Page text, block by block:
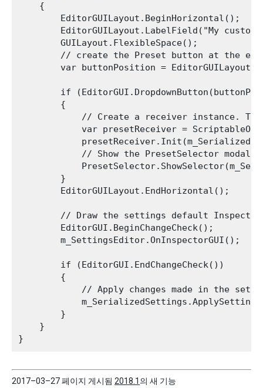
    {
        EditorGUILayout.BeginHorizontal();
EditorGUILayout.LabelField("My custom
        GUILayout.FlexibleSpace();
// create the Preset button at the
var buttonPosition =
if
        {
// Create a receiver instance.
var presetReceiver =
// Show the PresetSelector modal
        }
        EditorGUILayout.EndHorizontal();
// Draw the settings default
        EditorGUI.BeginChangeCheck();
        m_SettingsEditor.OnInspectorGUI();
        if (EditorGUI.EndChangeCheck())
        {
// Apply changes made in the
        }
    }
2017–03–27 페이지 게시됨 2018.1 의 새 기능